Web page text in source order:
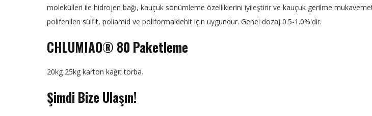
molekülleri ile hidrojen bağı, kauçuk sönümleme özelliklerini iyileştirir ve kauçuk gerilme
polifenilen sülfit, poliamid ve poliformaldehit için uygundur. Genel dozaj 0.5-1.0%'dir.
CHLUMIAO® 80 Paketleme
20kg 25kg karton kağıt torba.
Şimdi Bize Ulaşın!